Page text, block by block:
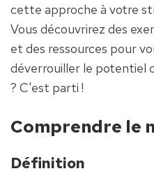
cette approche à votre
Vous découvrirez des
et des ressources pour
déverrouiller le potentiel
? C'est parti !
Comprendre le
Définition